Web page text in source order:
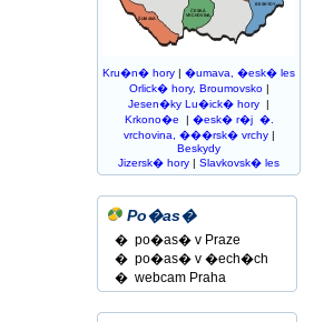
Kru�n� hory | �umava, �esk� les
Orlick� hory, Broumovsko|
Jesen�ky Lu�ick� hory |
Krkono�e | �esk� r�j �.
vrchovina, ���rsk� vrchy |
Beskydy
Jizersk� hory | Slavkovsk� les
Po�as�
� po�as� v Praze
� po�as� v �ech�ch
� webcam Praha